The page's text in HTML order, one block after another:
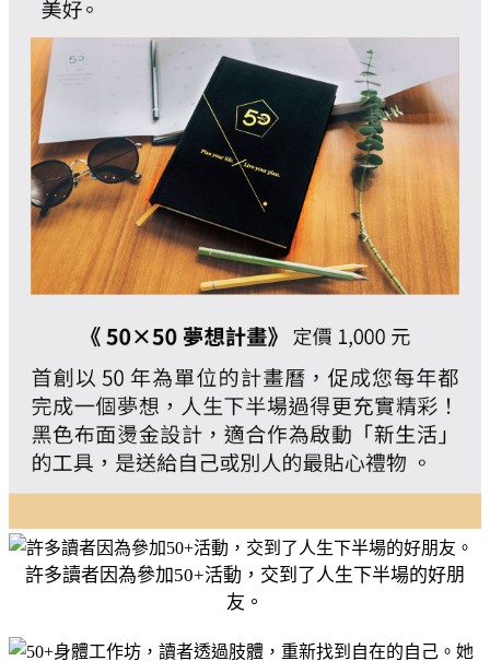
許多讀者因為參加50+活動，交到了人生下半場的好朋
友。